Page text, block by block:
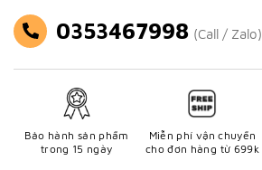
0353467998 (Call / Zalo)
Bảo hành sản phẩm
trong 15 ngày
Miễn phí vận chuyển
cho đơn hàng từ 699k